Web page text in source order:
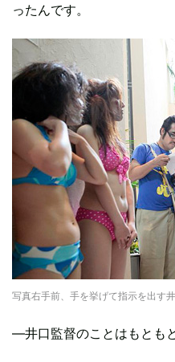
ったんです。
写真右手前、手を挙げて指示を出す
―井口監督のことはもとも